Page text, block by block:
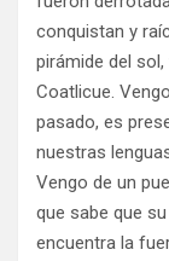
conquistan y
pirámide del
Coatlicue.
pasado, es
nuestras
Vengo de un
que sabe que
encuentra la